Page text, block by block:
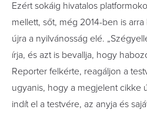
Ezért sokáig hivatalos
mellett, sőt, még 2014-ben is
újra a nyilvánosság elé.
írja, és azt is bevallja, hogy
Reporter felkérte, reagáljon a
ugyanis, hogy a megjelent cikke
indít el a testvére, az anyja és